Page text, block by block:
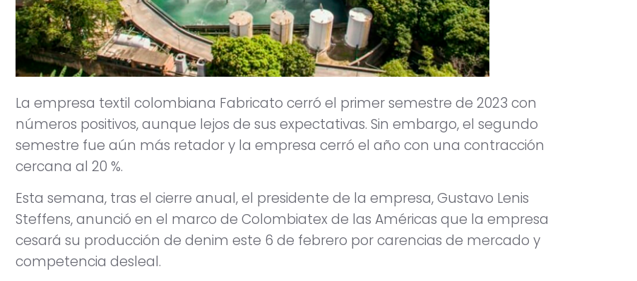
La empresa textil colombiana Fabricato cerró el primer semestre de 2023 con
números positivos, aunque lejos de sus expectativas. Sin embargo, el segundo
semestre fue aún más retador y la empresa cerró el año con una contracción
cercana al 20 %.
Esta semana, tras el cierre anual, el presidente de la empresa, Gustavo Lenis
Steffens, anunció en el marco de Colombiatex de las Américas que la empresa
cesará su producción de denim este 6 de febrero por carencias de mercado y
competencia desleal.